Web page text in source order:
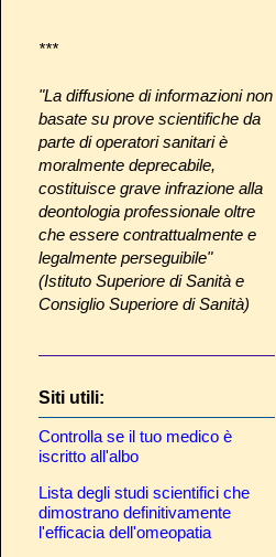
***
"La diffusione di informazioni non
basate su prove scientifiche da
parte di operatori sanitari è
moralmente deprecabile,
costituisce grave infrazione alla
deontologia professionale oltre
che essere contrattualmente e
legalmente perseguibile"
(Istituto Superiore di Sanità e
Consiglio Superiore di Sanità)
Siti utili:
Controlla se il tuo medico è
iscritto all'albo
Lista degli studi scientifici che
dimostrano definitivamente
l'efficacia dell'omeopatia